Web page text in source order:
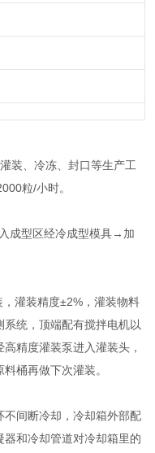
装、冷冻、封口等生产工
粒/小时。
成型区经冷成型模具→加
灌装精度±2%，灌装物料
统，顶端配有搅拌电机以
精度灌装泵进入灌装头，
桶再做下次灌装。
间断冷却，冷却箱外部配
和冷却管道对冷却箱里的